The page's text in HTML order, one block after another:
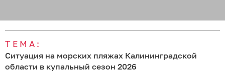
ТЕМА:
Ситуация на морских пляжах Калининградской
области в купальный сезон 2026